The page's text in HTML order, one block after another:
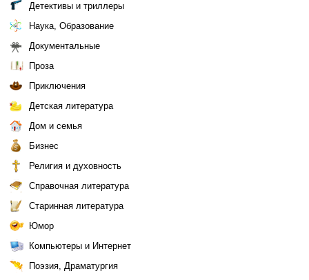
Детективы и триллеры
Наука, Образование
Документальные
Проза
Приключения
Детская литература
Дом и семья
Бизнес
Религия и духовность
Справочная литература
Старинная литература
Юмор
Компьютеры и Интернет
Поэзия, Драматургия